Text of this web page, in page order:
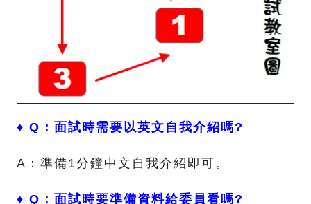
♦ Q：面試時需要以英文自我介紹嗎?
A：準備1分鐘中文自我介紹即可。
♦ Q：面試時要準備資料給委員看嗎?